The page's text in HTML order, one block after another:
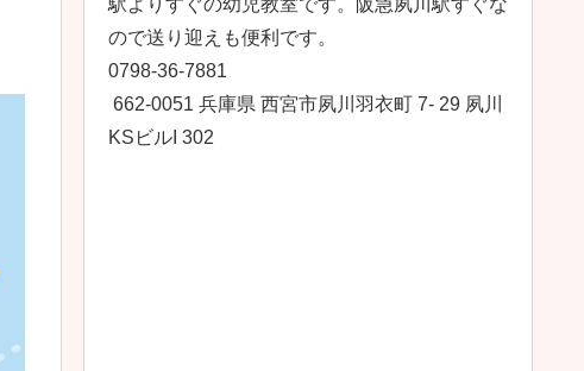
駅よりすぐの幼児教室です。阪急夙川駅すぐな
ので送り迎えも便利です。
0798-36-7881
662-0051 兵庫県 西宮市夙川羽衣町 7- 29 夙川
KSビルI 302